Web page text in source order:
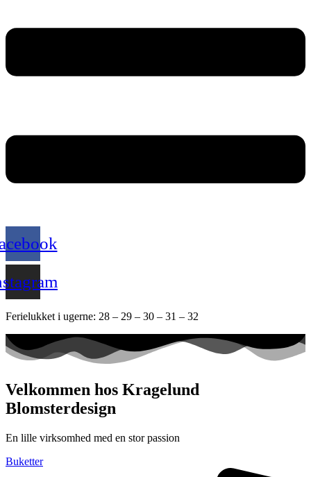
Ferielukket i ugerne: 28 – 29 – 30 – 31 – 32
Velkommen hos Kragelund
Blomsterdesign
En lille virksomhed med en stor passion
Buketter